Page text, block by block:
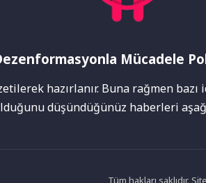
Mücadele
hazırlanır. Buna rağmen
düşündüğünüz haberleri
Tüm hakları saklıdır.